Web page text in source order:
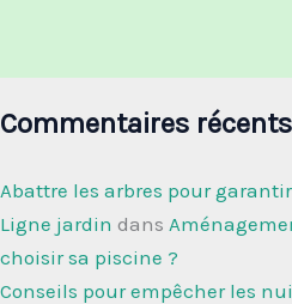
Commentaires récents
Abattre les arbres pour
Ligne jardin dans
choisir sa piscine ?
Conseils pour empêcher les